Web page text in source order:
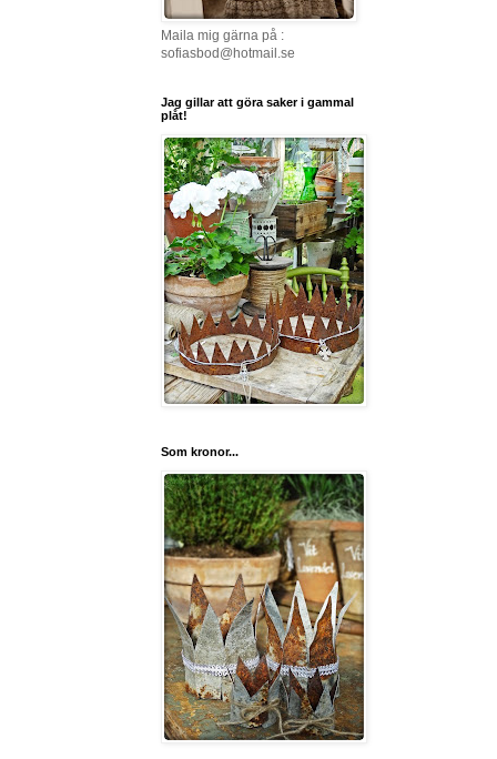
Maila mig gärna på :
sofiasbod@hotmail.se
Jag gillar att göra saker i gammal
plåt!
Som kronor...